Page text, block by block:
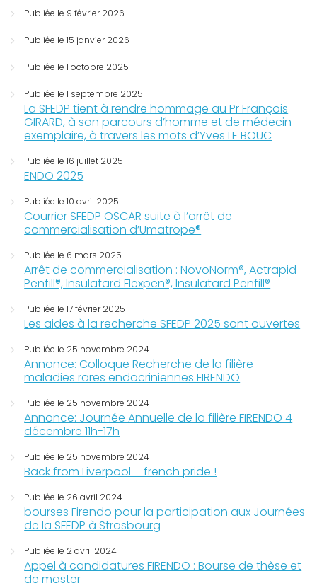
Publiée le 9 février 2026
Publiée le 15 janvier 2026
Publiée le 1 octobre 2025
Publiée le 1 septembre 2025
La SFEDP tient à rendre hommage au Pr François
GIRARD, à son parcours d’homme et de médecin
exemplaire, à travers les mots d’Yves LE BOUC
Publiée le 16 juillet 2025
ENDO 2025
Publiée le 10 avril 2025
Courrier SFEDP OSCAR suite à l’arrêt de
commercialisation d’Umatrope®
Publiée le 6 mars 2025
Arrêt de commercialisation : NovoNorm®, Actrapid
Penfill®, Insulatard Flexpen®, Insulatard Penfill®
Publiée le 17 février 2025
Les aides à la recherche SFEDP 2025 sont ouvertes
Publiée le 25 novembre 2024
Annonce: Colloque Recherche de la filière
maladies rares endocriniennes FIRENDO
Publiée le 25 novembre 2024
Annonce: Journée Annuelle de la filière FIRENDO 4
décembre 11h-17h
Publiée le 25 novembre 2024
Back from Liverpool – french pride !
Publiée le 26 avril 2024
bourses Firendo pour la participation aux Journées
de la SFEDP à Strasbourg
Publiée le 2 avril 2024
Appel à candidatures FIRENDO : Bourse de thèse et
de master